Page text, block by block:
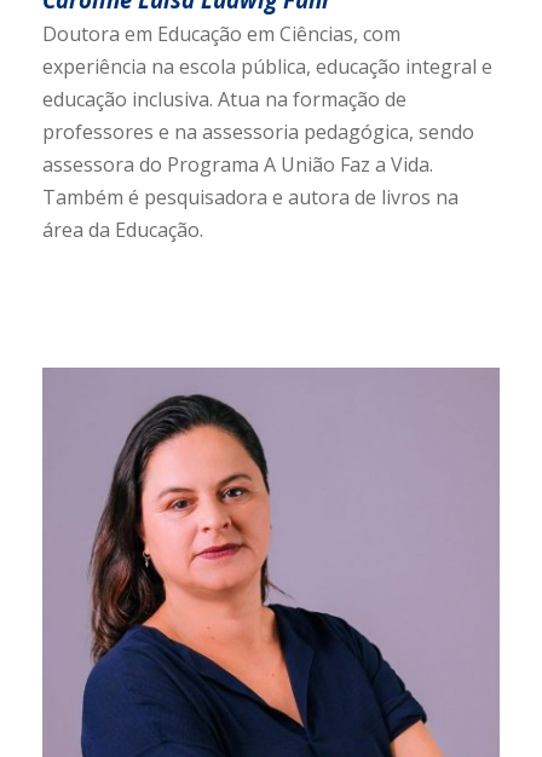
Doutora em Educação em Ciências, com
experiência na escola pública, educação integral e
educação inclusiva. Atua na formação de
professores e na assessoria pedagógica, sendo
assessora do Programa A União Faz a Vida.
Também é pesquisadora e autora de livros na
área da Educação.